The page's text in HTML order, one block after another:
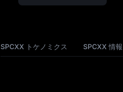
SPCXX トケノミクス SPCXX 情報